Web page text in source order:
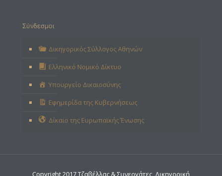
Σύνδεσμοι
Δικηγορικός Σύλλογος Αθηνών
Ελληνικό Νομικό Δίκτυο
Υπουργείο Δικαιοσύνης
Εφημερίδα της Κυβερνήσεως
Δίκαιο της Ευρωπαϊκής Ένωσης
Copyright 2017 Τζαβέλλας & Συνεργάτες, Δικηγορική